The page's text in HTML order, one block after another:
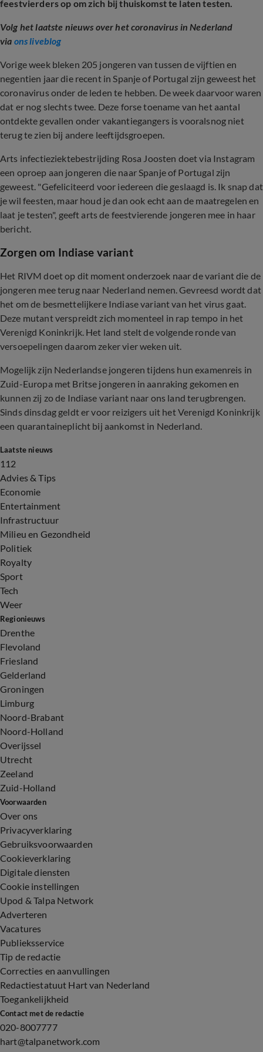
feestvierders op om zich bij thuiskomst te laten testen.
Volg het laatste nieuws over het coronavirus in Nederland
via ons liveblog
Vorige week bleken 205 jongeren van tussen de vijftien en
negentien jaar die recent in Spanje of Portugal zijn geweest het
coronavirus onder de leden te hebben. De week daarvoor waren
dat er nog slechts twee. Deze forse toename van het aantal
ontdekte gevallen onder vakantiegangers is vooralsnog niet
terug te zien bij andere leeftijdsgroepen.
Arts infectieziektebestrijding Rosa Joosten doet via Instagram
een oproep aan jongeren die naar Spanje of Portugal zijn
geweest. "Gefeliciteerd voor iedereen die geslaagd is. Ik snap dat
je wil feesten, maar houd je dan ook echt aan de maatregelen en
laat je testen", geeft arts de feestvierende jongeren mee in haar
bericht.
Zorgen om Indiase variant
Het RIVM doet op dit moment onderzoek naar de variant die de
jongeren mee terug naar Nederland nemen. Gevreesd wordt dat
het om de besmettelijkere Indiase variant van het virus gaat.
Deze mutant verspreidt zich momenteel in rap tempo in het
Verenigd Koninkrijk. Het land stelt de volgende ronde van
versoepelingen daarom zeker vier weken uit.
Mogelijk zijn Nederlandse jongeren tijdens hun examenreis in
Zuid-Europa met Britse jongeren in aanraking gekomen en
kunnen zij zo de Indiase variant naar ons land terugbrengen.
Sinds dinsdag geldt er voor reizigers uit het Verenigd Koninkrijk
een quarantaineplicht bij aankomst in Nederland.
Laatste nieuws
112
Advies & Tips
Economie
Entertainment
Infrastructuur
Milieu en Gezondheid
Politiek
Royalty
Sport
Tech
Weer
Regionieuws
Drenthe
Flevoland
Friesland
Gelderland
Groningen
Limburg
Noord-Brabant
Noord-Holland
Overijssel
Utrecht
Zeeland
Zuid-Holland
Voorwaarden
Over ons
Privacyverklaring
Gebruiksvoorwaarden
Cookieverklaring
Digitale diensten
Cookie instellingen
Upod & Talpa Network
Adverteren
Vacatures
Publieksservice
Tip de redactie
Correcties en aanvullingen
Redactiestatuut Hart van Nederland
Toegankelijkheid
Contact met de redactie
020-8007777
hart@talpanetwork.com